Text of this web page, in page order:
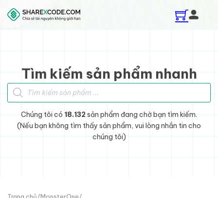
Skip to main content
Skip to footer
Tìm kiếm sản phẩm nhanh
Tìm kiếm sản phẩm
Chúng tôi có 18.132sản phẩm đang chờ bạn tìm kiếm.
(Nếu bạn không tìm thấy sản phẩm, vui lòng nhắn tin cho
chúng tôi)